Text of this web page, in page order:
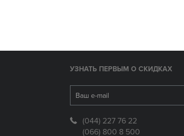
УЗНАТЬ ПЕРВЫМ О СКИДКАХ
(044) 227 76 22
(066) 800 8 500